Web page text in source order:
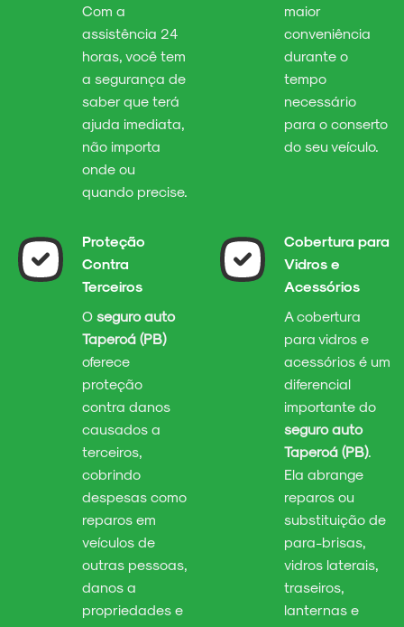
Com a
assistência 24
horas, você tem
a segurança de
saber que terá
ajuda imediata,
não importa
onde ou
quando precise.
maior
conveniência
durante o
tempo
necessário
para o conserto
do seu veículo.
Proteção
Contra
Terceiros
O seguro auto
Taperoá (PB)
oferece
proteção
contra danos
causados a
terceiros,
cobrindo
despesas como
reparos em
veículos de
outras pessoas,
danos a
propriedades e
Cobertura para
Vidros e
Acessórios
A cobertura
para vidros e
acessórios é um
diferencial
importante do
seguro auto
Taperoá (PB).
Ela abrange
reparos ou
substituição de
para-brisas,
vidros laterais,
traseiros,
lanternas e